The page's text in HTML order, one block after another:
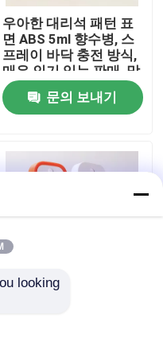
우아한 대리석 패턴 표
면 ABS 5ml 향수병, 스
프레이 바닥 충전 방식,
매우 인기 있는 판매, 맞
춤 제작 지원
문의 보내기
looking